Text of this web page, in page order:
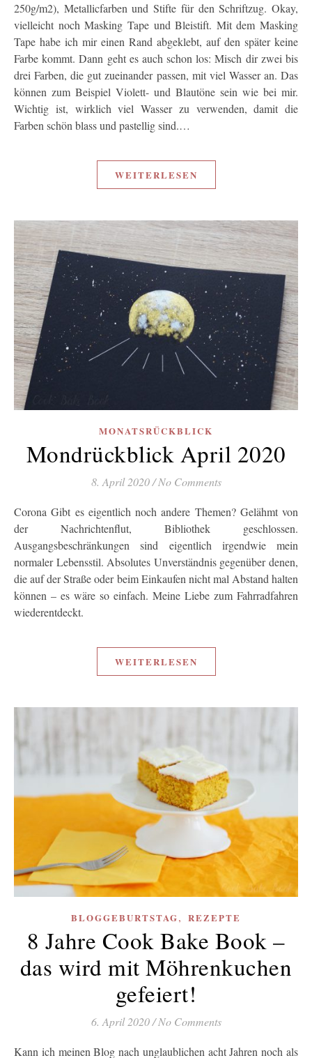
250g/m2), Metallicfarben und Stifte für den Schriftzug. Okay,
vielleicht noch Masking Tape und Bleistift. Mit dem Masking
Tape habe ich mir einen Rand abgeklebt, auf den später keine
Farbe kommt. Dann geht es auch schon los: Misch dir zwei bis
drei Farben, die gut zueinander passen, mit viel Wasser an. Das
können zum Beispiel Violett- und Blautöne sein wie bei mir.
Wichtig ist, wirklich viel Wasser zu verwenden, damit die
Farben schön blass und pastellig sind.…
WEITERLESEN
MONATSRÜCKBLICK
Mondrückblick April 2020
8. April 2020/ No Comments
Corona Gibt es eigentlich noch andere Themen? Gelähmt von
der Nachrichtenflut, Bibliothek geschlossen.
Ausgangsbeschränkungen sind eigentlich irgendwie mein
normaler Lebensstil. Absolutes Unverständnis gegenüber denen,
die auf der Straße oder beim Einkaufen nicht mal Abstand halten
können – es wäre so einfach. Meine Liebe zum Fahrradfahren
wiederentdeckt.
WEITERLESEN
BLOGGEBURTSTAG, REZEPTE
8 Jahre Cook Bake Book –
das wird mit Möhrenkuchen
gefeiert!
6. April 2020/ No Comments
Kann ich meinen Blog nach unglaublichen acht Jahren noch als